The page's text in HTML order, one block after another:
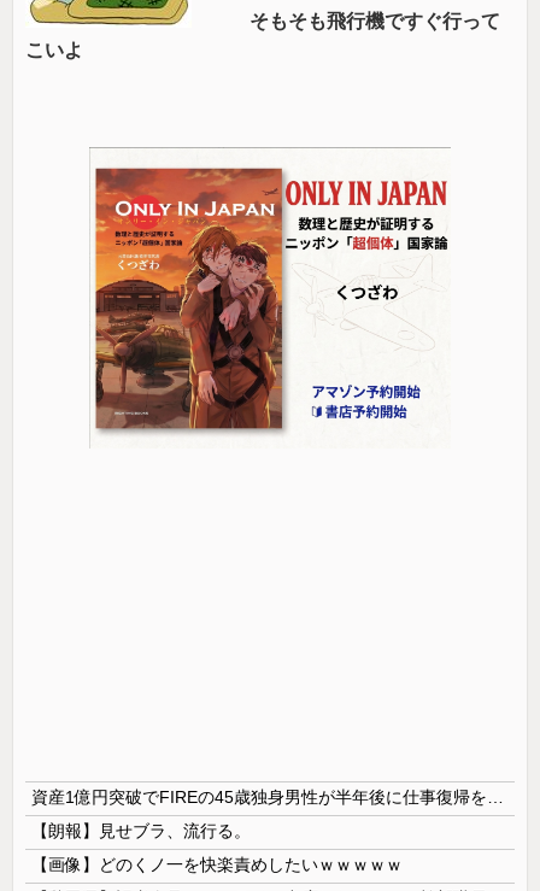
そもそも飛行機ですぐ行って
こいよ
【朗報】見せブラ、流行る。
【画像】どのくノ一を快楽責めしたいｗｗｗｗｗ